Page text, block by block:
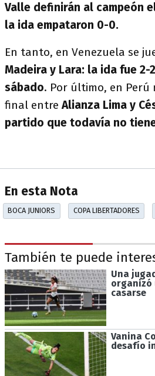
Valle definirán al campeón
la ida empataron 0-0.
En tanto, en Venezuela se
Madeira y Lara: la ida fue
sábado. Por último, en Perú
final entreAlianza Lima y
partido que todavía no
En esta Nota
BOCA JUNIORS COPA LIBERTADORES
También te puede
Una
organizó
casarse
Vanina
desafío